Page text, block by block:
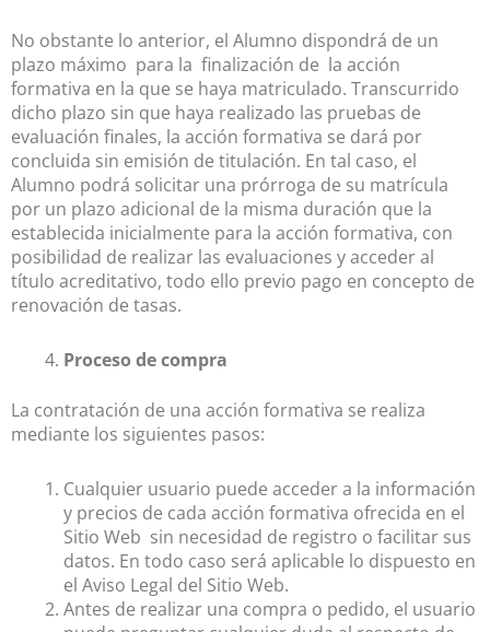
No obstante lo anterior, el Alumno dispondrá de un
plazo máximo para la finalización de la acción
formativa en la que se haya matriculado. Transcurrido
dicho plazo sin que haya realizado las pruebas de
evaluación finales, la acción formativa se dará por
concluida sin emisión de titulación. En tal caso, el
Alumno podrá solicitar una prórroga de su matrícula
por un plazo adicional de la misma duración que la
establecida inicialmente para la acción formativa, con
posibilidad de realizar las evaluaciones y acceder al
título acreditativo, todo ello previo pago en concepto de
renovación de tasas.
Proceso de compra
La contratación de una acción formativa se realiza
mediante los siguientes pasos:
Cualquier usuario puede acceder a la información
y precios de cada acción formativa ofrecida en el
Sitio Web sin necesidad de registro o facilitar sus
datos. En todo caso será aplicable lo dispuesto en
el Aviso Legal del Sitio Web.
Antes de realizar una compra o pedido, el usuario